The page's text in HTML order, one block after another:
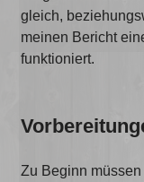
gleich,
meinen Bericht
funktioniert.
Zu Beginn